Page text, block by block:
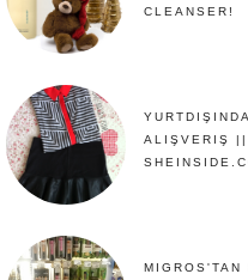
CLEANSER!
ALIŞVERIŞ ||
MIGROS'TAN